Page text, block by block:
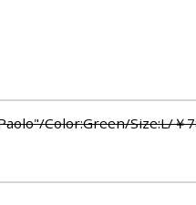
Color:Green/Size:L/